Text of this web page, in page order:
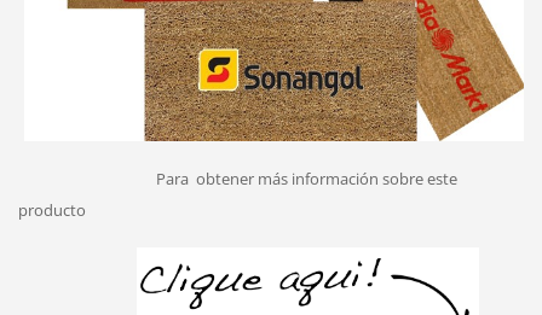
Para obtener más información sobre este
producto